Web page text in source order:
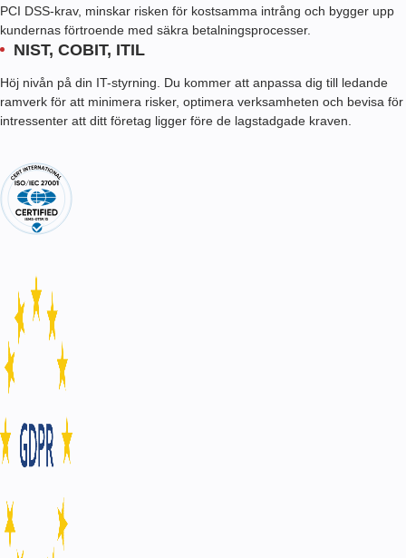
PCI DSS-krav, minskar risken för kostsamma intrång och bygger upp
kundernas förtroende med säkra betalningsprocesser.
NIST, COBIT, ITIL
Höj nivån på din IT-styrning. Du kommer att anpassa dig till ledande
ramverk för att minimera risker, optimera verksamheten och bevisa för
intressenter att ditt företag ligger före de lagstadgade kraven.